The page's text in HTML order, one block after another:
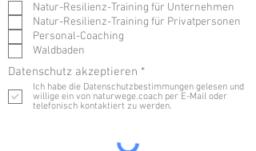
Natur-Resilienz-Training für Unternehmen
Natur-Resilienz-Training für Privatpersonen
Personal-Coaching
Waldbaden
Datenschutz akzeptieren *P
f
l
i
Ich habe die Datenschutzbestimmungen gelesen und
willige ein von naturwege.coach per E-Mail oder
telefonisch kontaktiert zu werden.